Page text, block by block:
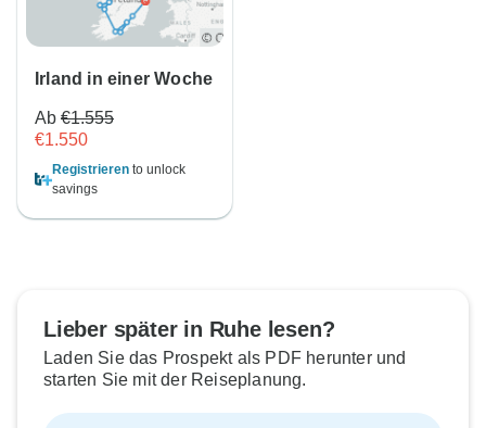
Irland in einer Woche
Ab €1.555
€1.550
Registrieren to unlock
savings
Lieber später in Ruhe lesen?
Laden Sie das Prospekt als PDF herunter und
starten Sie mit der Reiseplanung.